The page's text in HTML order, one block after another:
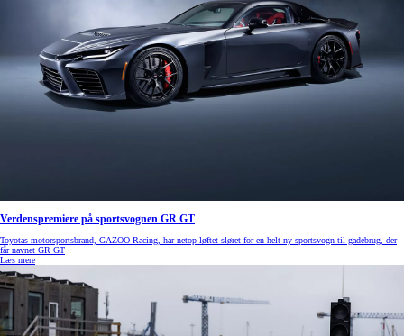
Verdenspremiere på sportsvognen GR GT
Toyotas motorsportsbrand, GAZOO Racing, har netop løftet sløret for en helt ny sportsvogn til gadebrug, der
får navnet GR GT
Læs mere